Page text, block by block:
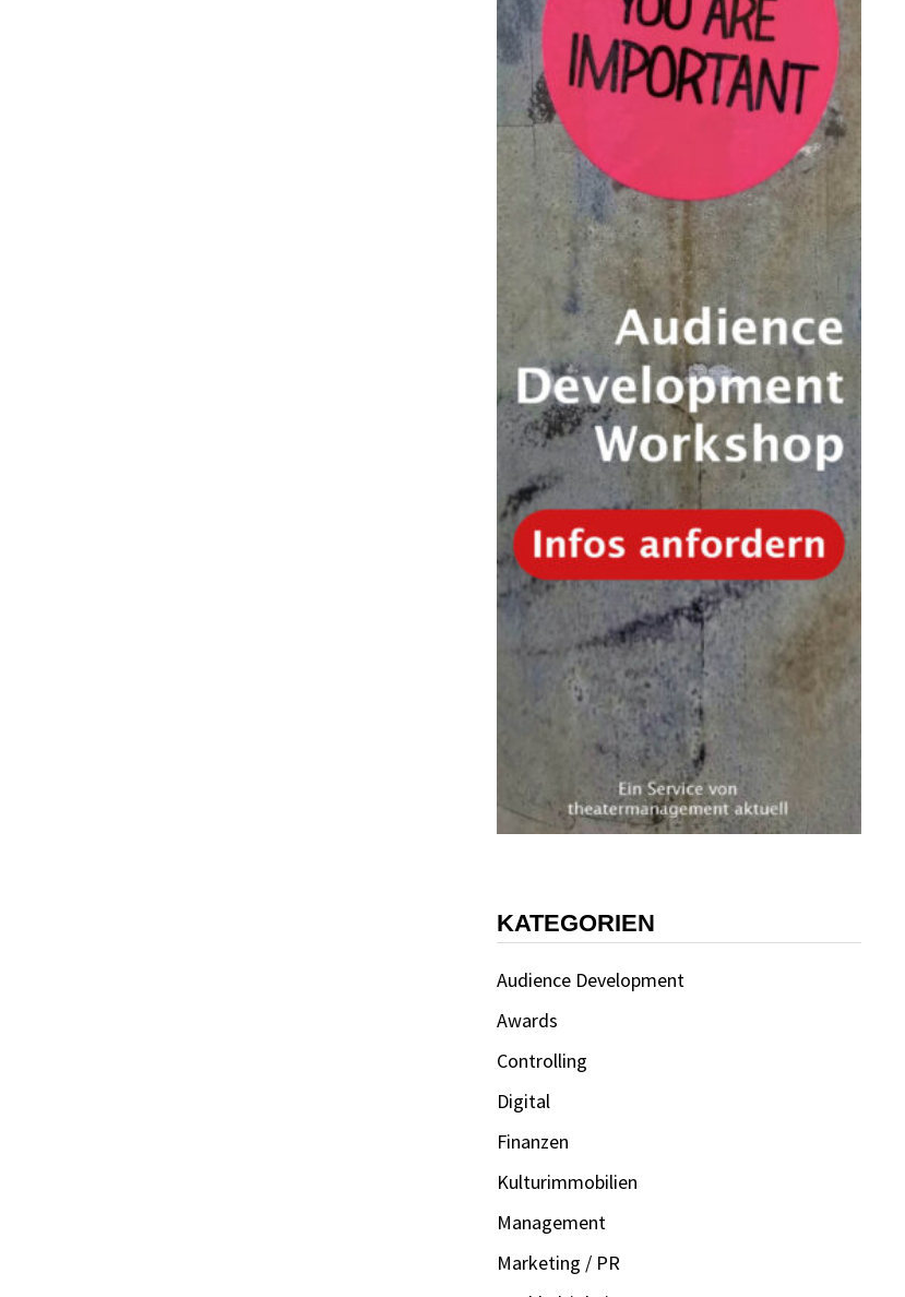
KATEGORIEN
Audience Development
Awards
Controlling
Digital
Finanzen
Kulturimmobilien
Management
Marketing / PR